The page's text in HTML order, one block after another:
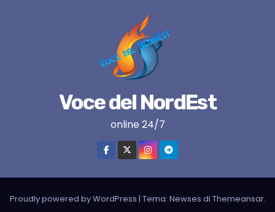
Voce del NordEst
online 24/7
Proudly powered by WordPress | Tema: Newses di Themeansar.